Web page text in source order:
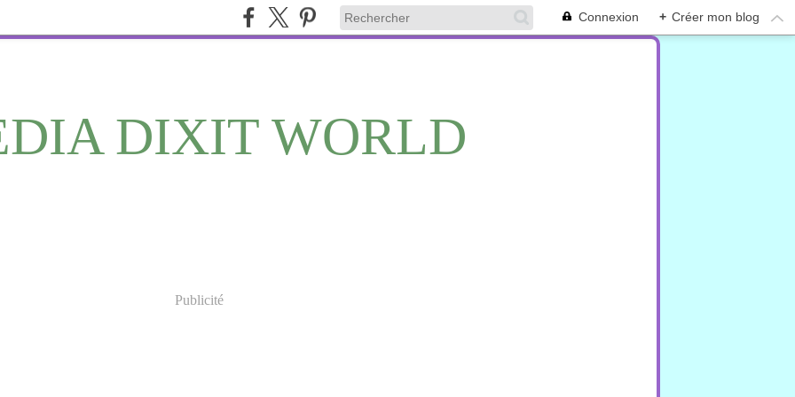
Connexion + Créer mon blog
DIXIT WORLD
Publicité